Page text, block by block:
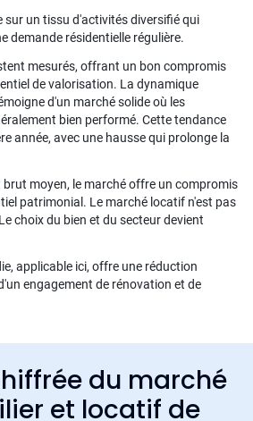
sur un tissu d'activités diversifié qui
demande résidentielle régulière.
mesurés, offrant un bon compromis
de valorisation. La dynamique
d'un marché solide où les
bien performé. Cette tendance
année, avec une hausse qui prolonge la
brut moyen, le marché offre un compromis
patrimonial. Le marché locatif n'est pas
choix du bien et du secteur devient
applicable ici, offre une réduction
engagement de rénovation et de
du marché
et locatif de